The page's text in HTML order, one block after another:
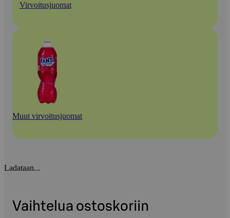
Virvoitusjuomat
Muut virvoitusjuomat
Ladataan...
Vaihtelua ostoskoriin